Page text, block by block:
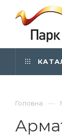
Головна —